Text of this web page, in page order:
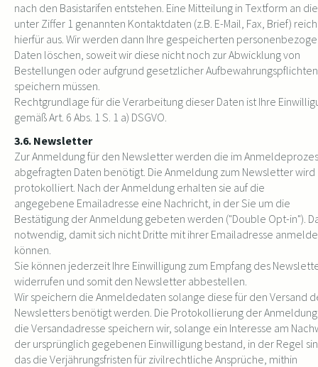
nach den Basistarifen entstehen. Eine Mitteilung in Textform an die
unter Ziffer 1 genannten Kontaktdaten (z.B. E-Mail, Fax, Brief)
hierfür aus. Wir werden dann Ihre gespeicherten
Daten löschen, soweit wir diese nicht noch zur Abwicklung von
Bestellungen oder aufgrund gesetzlicher Aufbewahrungspflichten
speichern müssen.
Rechtgrundlage für die Verarbeitung dieser Daten ist Ihre
gemäß Art. 6 Abs. 1 S. 1 a) DSGVO.
3.6. Newsletter
Zur Anmeldung für den Newsletter werden die im
abgefragten Daten benötigt. Die Anmeldung zum Newsletter wird
protokolliert. Nach der Anmeldung erhalten sie auf die
angegebene Emailadresse eine Nachricht, in der Sie um die
Bestätigung der Anmeldung gebeten werden ("Double Opt-in").
notwendig, damit sich nicht Dritte mit ihrer Emailadresse
können.
Sie können jederzeit Ihre Einwilligung zum Empfang des
widerrufen und somit den Newsletter abbestellen.
Wir speichern die Anmeldedaten solange diese für den Versand
Newsletters benötigt werden. Die Protokollierung der
die Versandadresse speichern wir, solange ein Interesse am
der ursprünglich gegebenen Einwilligung bestand, in der Regel
das die Verjährungsfristen für zivilrechtliche Ansprüche, mithin